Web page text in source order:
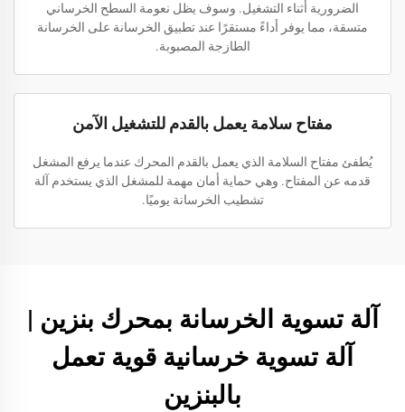
الضرورية أثناء التشغيل. وسوف يظل نعومة السطح الخرساني
متسقة، مما يوفر أداءً مستقرًا عند تطبيق الخرسانة على الخرسانة
الطازجة المصبوبة.
مفتاح سلامة يعمل بالقدم للتشغيل الآمن
يُطفئ مفتاح السلامة الذي يعمل بالقدم المحرك عندما يرفع المشغل
قدمه عن المفتاح. وهي حماية أمان مهمة للمشغل الذي يستخدم آلة
تشطيب الخرسانة يوميًا.
آلة تسوية الخرسانة بمحرك بنزين |
آلة تسوية خرسانية قوية تعمل
بالبنزين